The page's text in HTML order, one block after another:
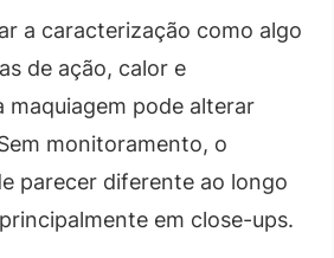
a caracterização como algo
de ação, calor e
maquiagem pode alterar
monitoramento, o
parecer diferente ao longo
em close-ups.